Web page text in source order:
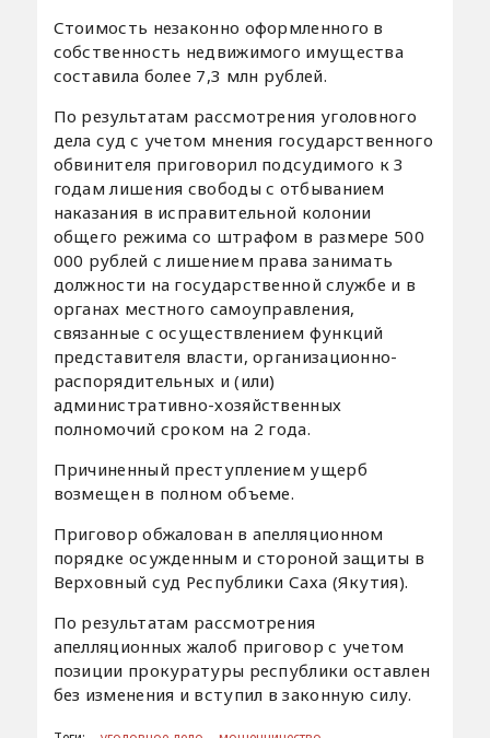
Стоимость незаконно оформленного в
собственность недвижимого имущества
составила более 7,3 млн рублей.
По результатам рассмотрения уголовного
дела суд с учетом мнения государственного
обвинителя приговорил подсудимого к 3
годам лишения свободы с отбыванием
наказания в исправительной колонии
общего режима со штрафом в размере 500
000 рублей с лишением права занимать
должности на государственной службе и в
органах местного самоуправления,
связанные с осуществлением функций
представителя власти, организационно-
распорядительных и (или)
административно-хозяйственных
полномочий сроком на 2 года.
Причиненный преступлением ущерб
возмещен в полном объеме.
Приговор обжалован в апелляционном
порядке осужденным и стороной защиты в
Верховный суд Республики Саха (Якутия).
По результатам рассмотрения
апелляционных жалоб приговор с учетом
позиции прокуратуры республики оставлен
без изменения и вступил в законную силу.